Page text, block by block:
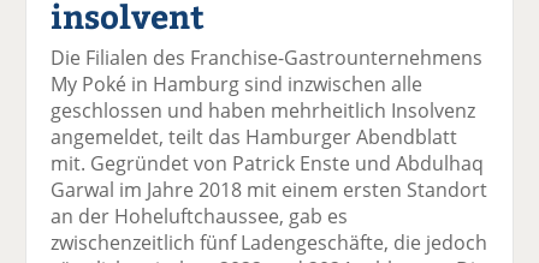
uf
F
ac
e
b
o
k
wi
tt
er
n
uf
Li
n
k
e
di
te
er
m
ai
l
v
se
ru
e
insolvent
Die Filialen des Franchise-Gastrounternehmens
My Poké in Hamburg sind inzwischen alle
geschlossen und haben mehrheitlich Insolvenz
angemeldet, teilt das Hamburger Abendblatt
mit. Gegründet von Patrick Enste und Abdulhaq
Garwal im Jahre 2018 mit einem ersten Standort
an der Hoheluftchaussee, gab es
zwischenzeitlich fünf Ladengeschäfte, die jedoch